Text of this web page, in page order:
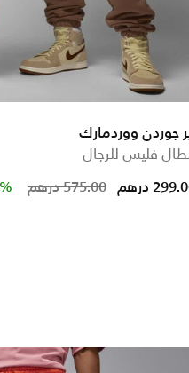
جوردن ووردمارك
فليس للرجال
Price reduced575.00 درهم to درهم